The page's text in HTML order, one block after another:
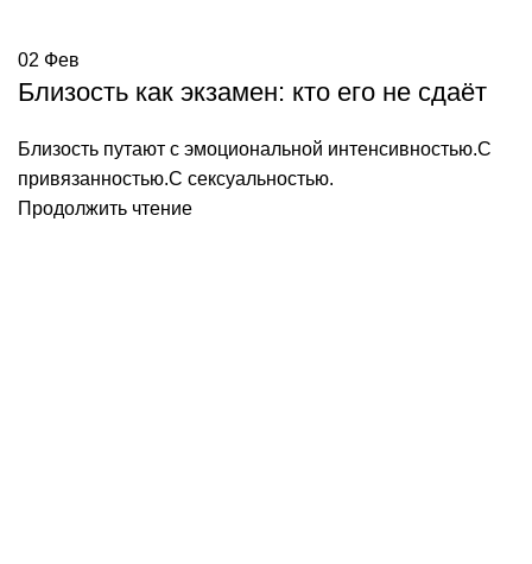
02 Фев
Близость как экзамен: кто его не сдаёт
Близость путают с эмоциональной интенсивностью.С
привязанностью.С сексуальностью.
Продолжить чтение